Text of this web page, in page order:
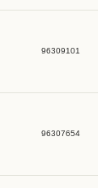
96309101
96307654